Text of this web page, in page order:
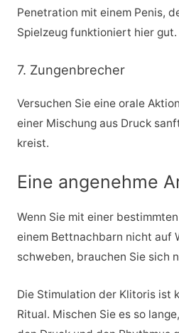
Penetration mit einem Penis,
Spielzeug funktioniert hier gut.
7. Zungenbrecher
Versuchen Sie eine orale
einer Mischung aus Druck
kreist.
Eine angenehme
Wenn Sie mit einer
einem Bettnachbarn nicht auf
schweben, brauchen Sie sich
Die Stimulation der Klitoris ist
Ritual. Mischen Sie es so